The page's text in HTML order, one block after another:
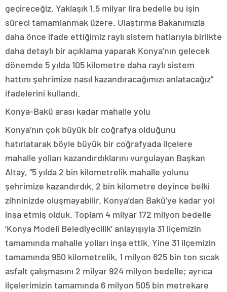
geçireceğiz. Yaklaşık 1.5 milyar lira bedelle bu işin
süreci tamamlanmak üzere. Ulaştırma Bakanımızla
daha önce ifade ettiğimiz raylı sistem hatlarıyla birlikte
daha detaylı bir açıklama yaparak Konya’nın gelecek
dönemde 5 yılda 105 kilometre daha raylı sistem
hattını şehrimize nasıl kazandıracağımızı anlatacağız”
ifadelerini kullandı.
Konya-Bakü arası kadar mahalle yolu
Konya’nın çok büyük bir coğrafya olduğunu
hatırlatarak böyle büyük bir coğrafyada ilçelere
mahalle yolları kazandırdıklarını vurgulayan Başkan
Altay, “5 yılda 2 bin kilometrelik mahalle yolunu
şehrimize kazandırdık. 2 bin kilometre deyince belki
zihninizde oluşmayabilir. Konya’dan Bakü’ye kadar yol
inşa etmiş olduk. Toplam 4 milyar 172 milyon bedelle
‘Konya Modeli Belediyecilik’ anlayışıyla 31 ilçemizin
tamamında mahalle yolları inşa ettik. Yine 31 ilçemizin
tamamında 950 kilometrelik, 1 milyon 625 bin ton sıcak
asfalt çalışmasını 2 milyar 924 milyon bedelle; ayrıca
ilçelerimizin tamamında 6 milyon 505 bin metrekare